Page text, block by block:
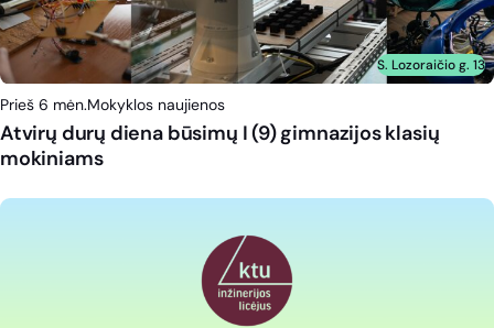
S. Lozoraičio g. 13
Prieš 6 mėn.Mokyklos naujienos
Atvirų durų diena būsimų I (9) gimnazijos klasių
mokiniams